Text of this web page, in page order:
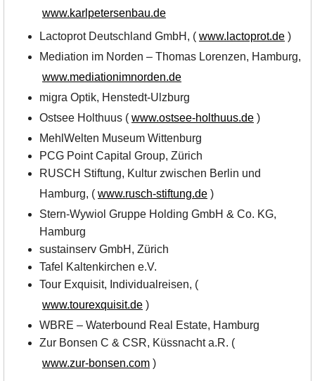
www.karlpetersenbau.de
Lactoprot Deutschland GmbH, ( www.lactoprot.de )
Mediation im Norden – Thomas Lorenzen, Hamburg,
www.mediationimnorden.de
migra Optik, Henstedt-Ulzburg
Ostsee Holthuus ( www.ostsee-holthuus.de )
MehlWelten Museum Wittenburg
PCG Point Capital Group, Zürich
RUSCH Stiftung, Kultur zwischen Berlin und
Hamburg, ( www.rusch-stiftung.de )
Stern-Wywiol Gruppe Holding GmbH & Co. KG,
Hamburg
sustainserv GmbH, Zürich
Tafel Kaltenkirchen e.V.
Tour Exquisit, Individualreisen, (
www.tourexquisit.de )
WBRE – Waterbound Real Estate, Hamburg
Zur Bonsen C & CSR, Küssnacht a.R. (
www.zur-bonsen.com )